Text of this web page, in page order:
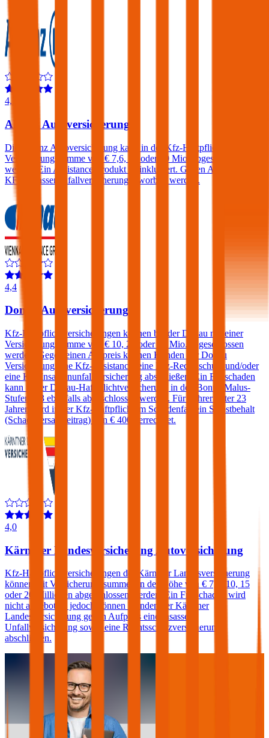
4,3
Allianz Autoversicherung
Die Allianz Autoversicherung kann in der Kfz-Haftpflicht mit einer
Versicherungssumme von € 7,6, 15 oder 30 Mio. abgeschlossen
werden. Ein Assistance-Produkt ist inkludiert. Gegen Aufpreis eine
KFZ-Insassenunfallversicherung erworben werden.
4,4
Donau Autoversicherung
Kfz-Haftpflichtversicherungen können bei der Donau mit einer
Versicherungssumme von € 10, 20 oder 30 Mio. abgeschlossen
werden. Gegen einen Aufpreis können Kunden der Donau
Versicherung eine Kfz-Assistance, eine Kfz-Rechtsschutz und/oder
eine Kfz-Insassenunfallversicherung abschließen. Ein Freischaden
kann in der Donau-Haftpflichtversicherung in den Bonus-Malus-
Stufen 0-3 ebenfalls abgeschlossen werden. Für Fahrer unter 23
Jahren wird in der Kfz-Haftpflicht im Schadenfall ein Selbstbehalt
(Schadenersatzbeitrag) von € 400 verrechnet.
4,0
Kärntner Landesversicherung Autoversicherung
Kfz-Haftpflichtversicherungen der Kärntner Landesversicherung
können mit Versicherungssummen in der Höhe von € 7,6, 10, 15
oder 20 Millionen abgeschlossen werden. Ein Freischaden wird
nicht angeboten, jedoch können Kunden der Kärntner
Landesversicherung gegen Aufpreis eine Insassen-
Unfallversicherung sowie eine Rechtsschutzversicherung
abschließen.